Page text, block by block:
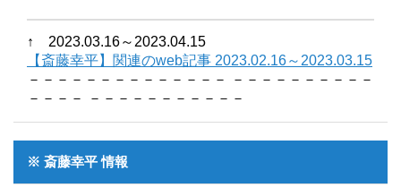
↑ 2023.03.16～2023.04.15
【斎藤幸平】関連のweb記事 2023.02.16～2023.03.15
－－－－－－－－－－－－－－ －－－－－－－－－－
－－－－ －－－－－－－－－－－
※ 斎藤幸平 情報